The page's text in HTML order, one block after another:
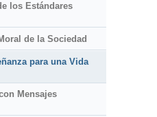
los Estándares
de la Sociedad
para una Vida
Mensajes